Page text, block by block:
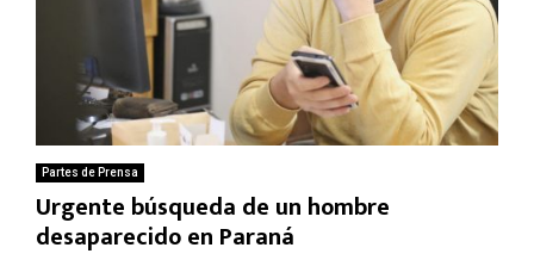
Partes de Prensa
Urgente búsqueda de un hombre
desaparecido en Paraná